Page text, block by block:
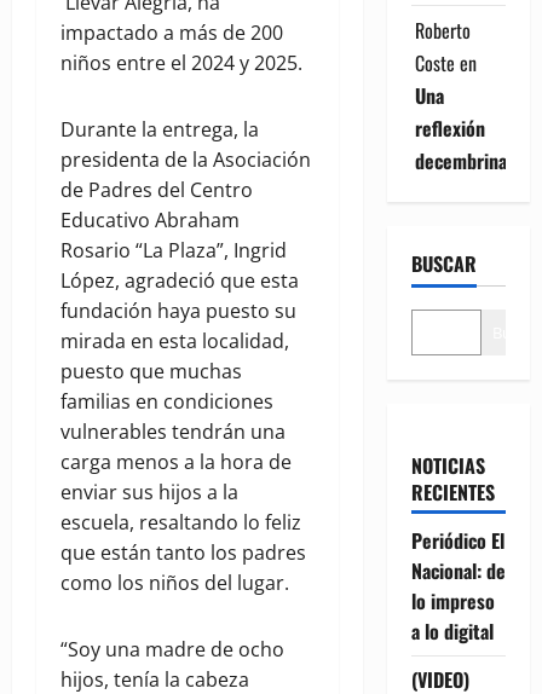
impactado a más de 200
niños entre el 2024 y 2025.
Durante la entrega, la
presidenta de la Asociación
de Padres del Centro
Educativo Abraham
Rosario “La Plaza”, Ingrid
López, agradeció que esta
fundación haya puesto su
mirada en esta localidad,
puesto que muchas
familias en condiciones
vulnerables tendrán una
carga menos a la hora de
enviar sus hijos a la
escuela, resaltando lo feliz
que están tanto los padres
como los niños del lugar.
“Soy una madre de ocho
hijos, tenía la cabeza
Roberto
Coste en
Una
reflexión
decembrina
BUSCAR
NOTICIAS
RECIENTES
Periódico El
Nacional: de
lo impreso
a lo digital
(VIDEO)